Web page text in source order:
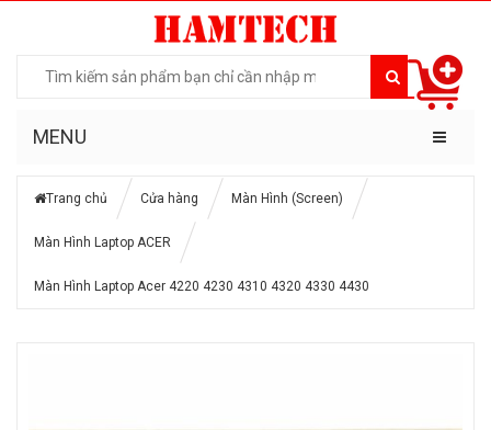
MENU
Trang chủ Cửa hàng Màn Hình (Screen)
Màn Hình Laptop ACER
Màn Hình Laptop Acer 4220 4230 4310 4320 4330 4430